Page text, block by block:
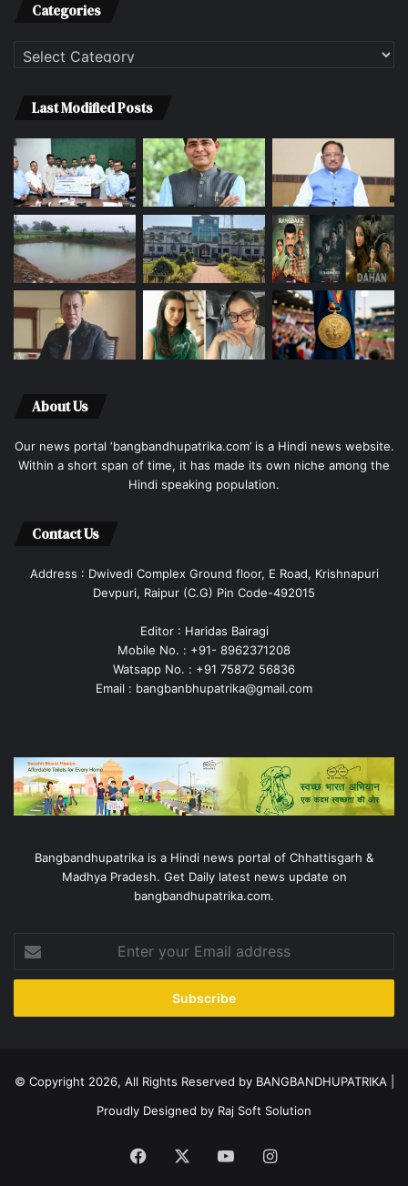
Categories
Categories
Last Modified Posts
About Us
Our news portal ‘bangbandhupatrika.com’ is a Hindi news website.
Within a short span of time, it has made its own niche among the
Hindi speaking population.
Contact Us
Address : Dwivedi Complex Ground floor, E Road, Krishnapuri
Devpuri, Raipur (C.G) Pin Code-492015
Editor : Haridas Bairagi
Mobile No. : +91- 8962371208
Watsapp No. : +91 75872 56836
Email : bangbanbhupatrika@gmail.com
Bangbandhupatrika is a Hindi news portal of Chhattisgarh &
Madhya Pradesh. Get Daily latest news update on
bangbandhupatrika.com.
your
Email
© Copyright 2026, All Rights Reserved by BANGBANDHUPATRIKA |
Proudly Designed by Raj Soft Solution
Facebook YouTubeInstagram